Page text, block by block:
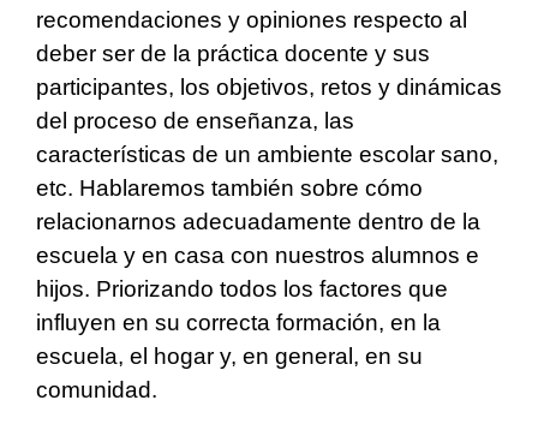
recomendaciones y opiniones respecto al
deber ser de la práctica docente y sus
participantes, los objetivos, retos y dinámicas
del proceso de enseñanza, las
características de un ambiente escolar sano,
etc. Hablaremos también sobre cómo
relacionarnos adecuadamente dentro de la
escuela y en casa con nuestros alumnos e
hijos. Priorizando todos los factores que
influyen en su correcta formación, en la
escuela, el hogar y, en general, en su
comunidad.